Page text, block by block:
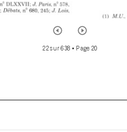
22 sur 638 • Page 20